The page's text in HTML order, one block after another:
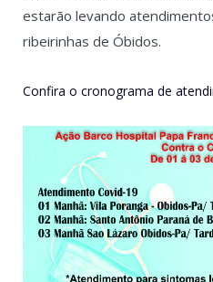
estarão levando
ribeirinhas de Óbidos.
Confira o cronograma de